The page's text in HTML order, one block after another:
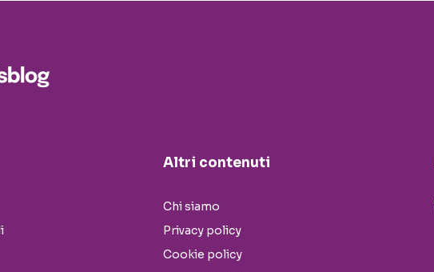
Altri contenuti
Chi siamo
Privacy policy
Cookie policy